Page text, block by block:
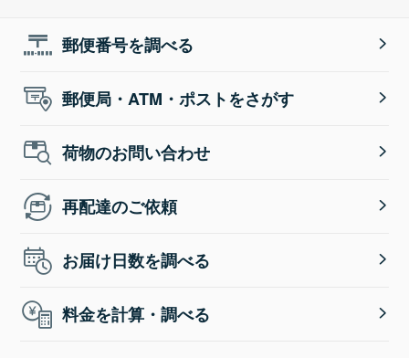
郵便番号を調べる
郵便局・ATM・ポストをさがす
荷物のお問い合わせ
再配達のご依頼
お届け日数を調べる
料金を計算・調べる